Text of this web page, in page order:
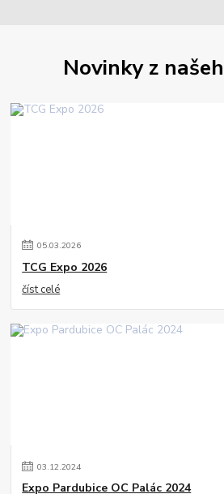
Novinky z
05.03.2026
TCG Expo 2026
číst celé
03.12.2024
Expo Pardubice OC Palác 2024